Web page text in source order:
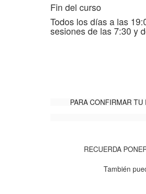
Fin del curso
Todos los días a las
sesiones de las 7:30 y
PARA CONFIRMAR
RECUERDA
También